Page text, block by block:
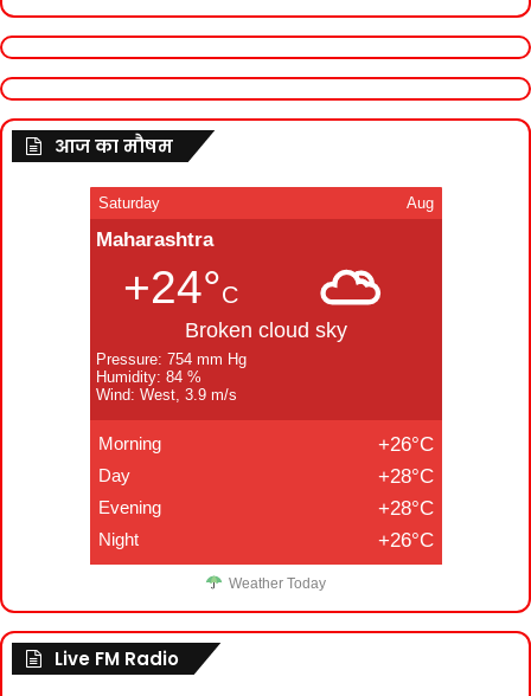
आज का मौषम
Saturday Aug
Maharashtra
+24°C
Broken cloud sky
Pressure: 754 mm Hg
Humidity: 84 %
Wind: West, 3.9 m/s
Morning +26°C
Day +28°C
Evening +28°C
Night +26°C
Weather Today
Live FM Radio